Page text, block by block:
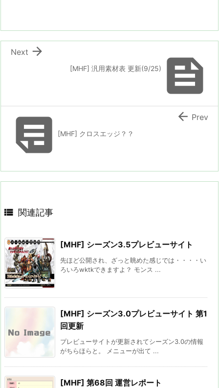

[MHF] 汎用素材表 更新(9/25)

Next
[MHF] クロスエッジ？？
 Prev
 関連記事
[MHF] シーズン3.5プレビューサイト
先ほど公開され、ざっと眺めた感じでは・・・・い
ろいろwktkできますよ？ モンス ...
[MHF] シーズン3.0プレビューサイト 第1
回更新
プレビューサイトが更新されてシーズン3.0の情報
がちらほらと。 メニューが出て ...
[MHF] 第68回 運営レポート